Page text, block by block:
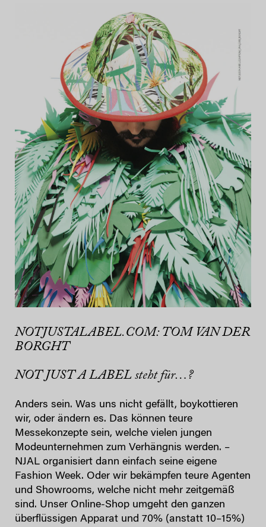
NOTJUSTALABEL.COM: TOM VAN DER
BORGHT
NOT JUST A LABEL steht für…?
Anders sein. Was uns nicht gefällt, boykottieren
wir, oder ändern es. Das können teure
Messekonzepte sein, welche vielen jungen
Modeunternehmen zum Verhängnis werden. –
NJAL organisiert dann einfach seine eigene
Fashion Week. Oder wir bekämpfen teure Agenten
und Showrooms, welche nicht mehr zeitgemäß
sind. Unser Online-Shop umgeht den ganzen
überflüssigen Apparat und 70% (anstatt 10–15%)